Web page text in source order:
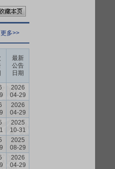
更多>>
最新
公告
日期
2026
04-29
2026
04-29
2025
10-31
2025
08-29
2026
04-29